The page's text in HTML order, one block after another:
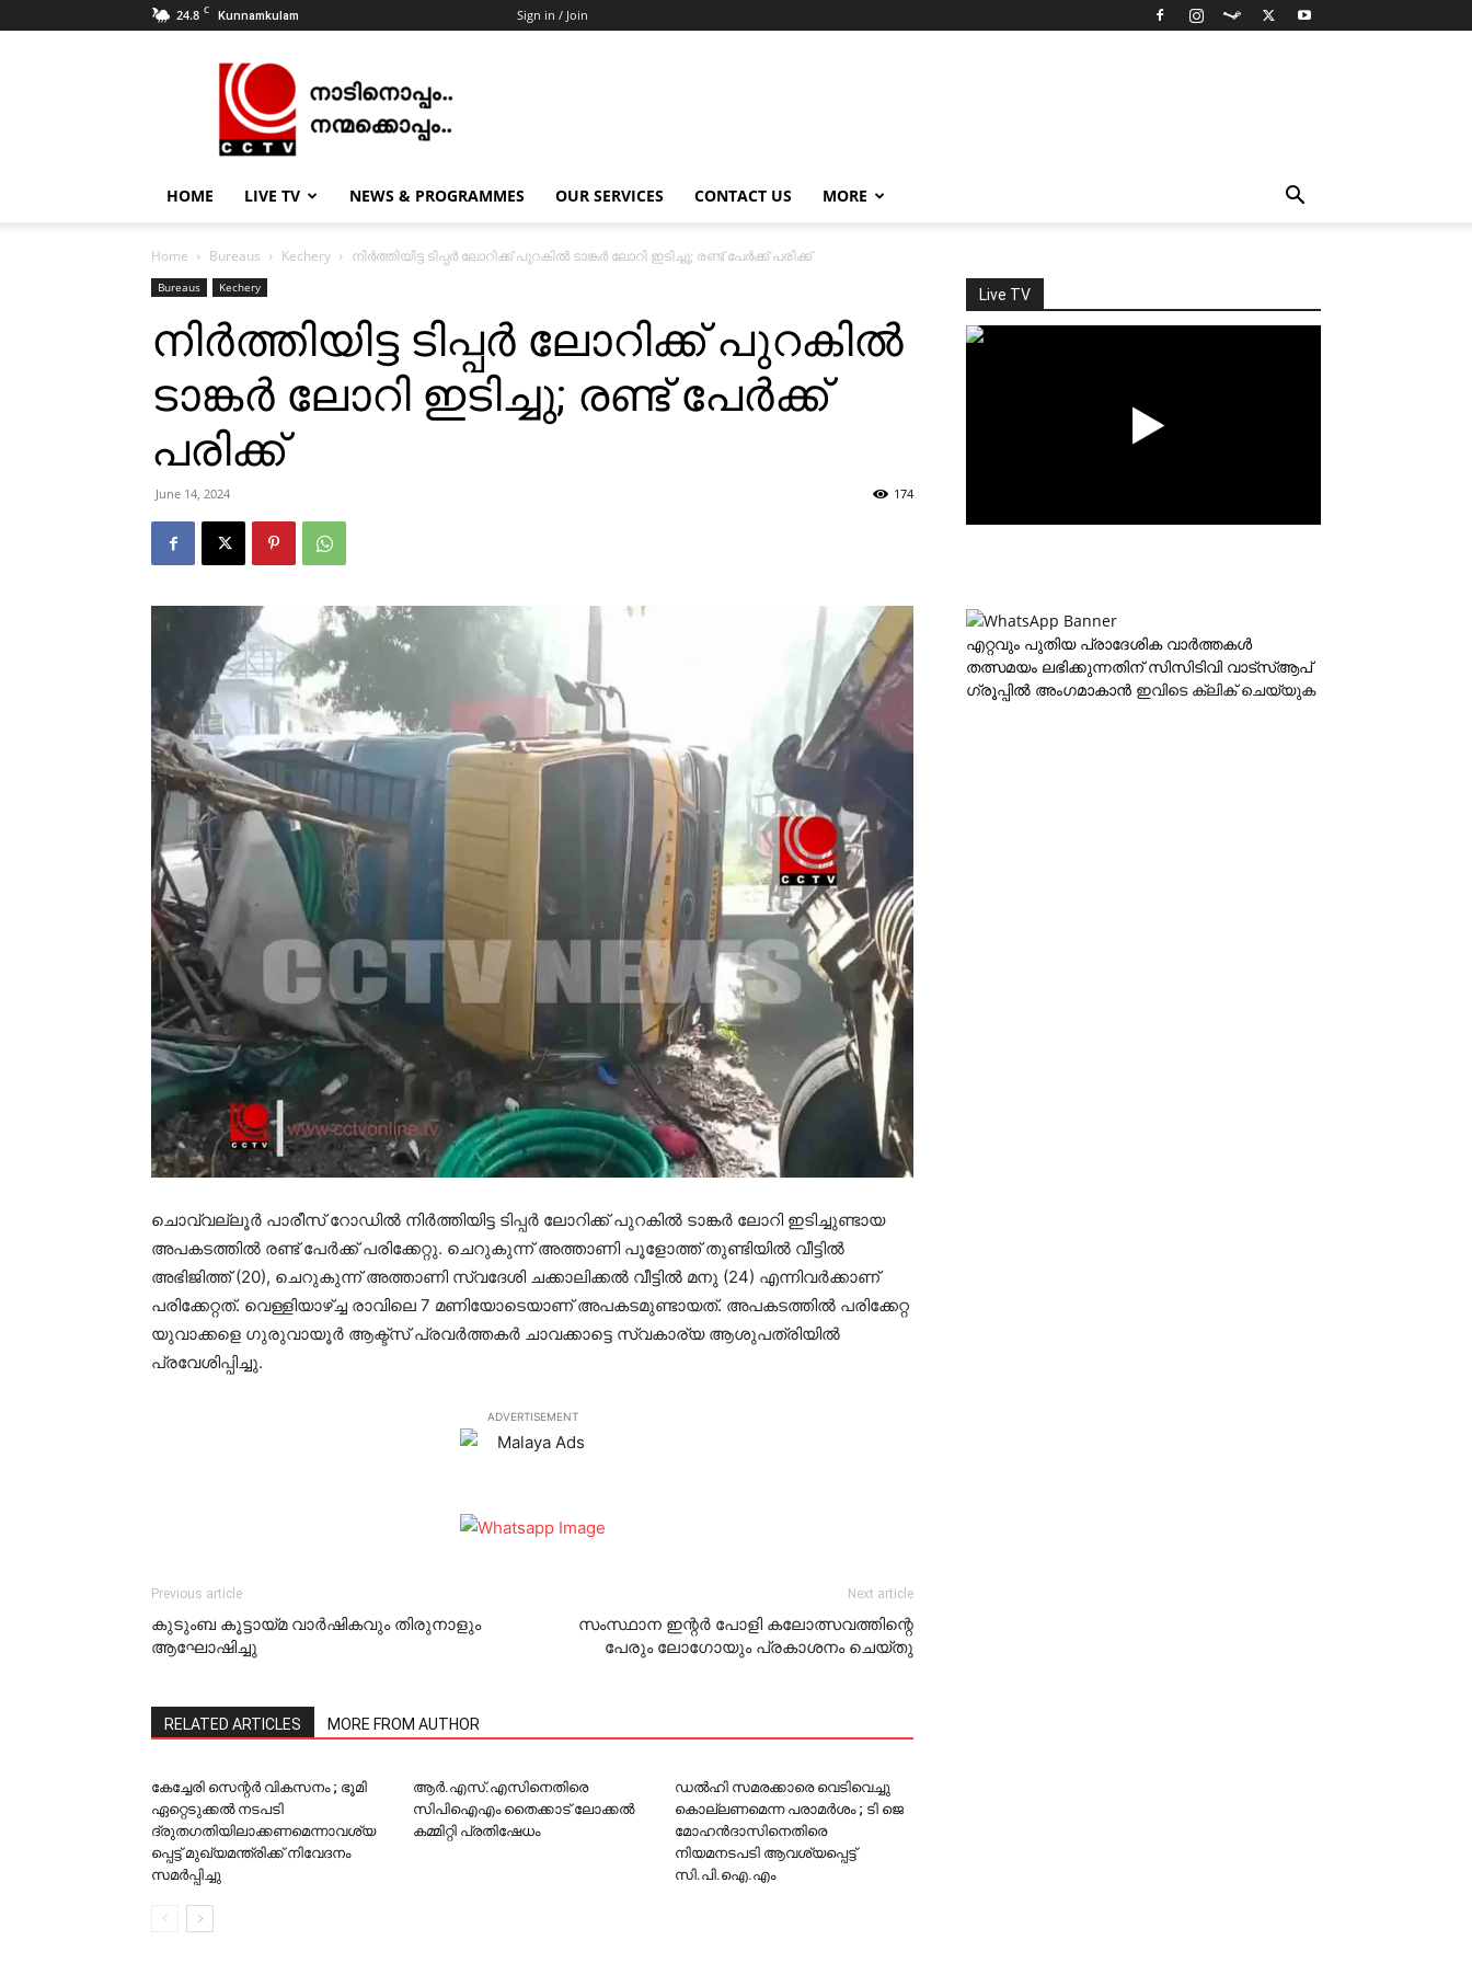
24.8 C Kunnamkulam Sign in / Join
NEWS
|
KUNNAMKULAM
HOME LIVE TV NEWS & PROGRAMMES OUR SERVICES CONTACT US MORE
Home Bureaus Kechery നിര്‍ത്തിയിട്ട ടിപ്പര്‍ ലോറിക്ക് പുറകില്‍ ടാങ്കര്‍ ലോറി ഇടിച്ചു; രണ്ട് പേര്‍ക്ക് പരിക്ക്
Bureaus Kechery
നിര്‍ത്തിയിട്ട ടിപ്പര്‍ ലോറിക്ക് പുറകില്‍
ടാങ്കര്‍ ലോറി ഇടിച്ചു; രണ്ട് പേര്‍ക്ക്
പരിക്ക്
June 14, 2024 174
ചൊവ്വല്ലൂര്‍ പാരീസ് റോഡില്‍ നിര്‍ത്തിയിട്ട ടിപ്പര്‍ ലോറിക്ക് പുറകില്‍ ടാങ്കര്‍ ലോറി ഇടിച്ചുണ്ടായ
അപകടത്തില്‍ രണ്ട് പേര്‍ക്ക് പരിക്കേറ്റു. ചെറുകുന്ന് അത്താണി പൂളോത്ത് തുണ്ടിയില്‍ വീട്ടില്‍
അഭിജിത്ത് (20), ചെറുകുന്ന് അത്താണി സ്വദേശി ചക്കാലിക്കല്‍ വീട്ടില്‍ മനു (24) എന്നിവര്‍ക്കാണ്
പരിക്കേറ്റത്. വെള്ളിയാഴ്ച്ച രാവിലെ 7 മണിയോടെയാണ് അപകടമുണ്ടായത്. അപകടത്തില്‍ പരിക്കേറ്റ
യുവാക്കളെ ഗുരുവായൂര്‍ ആക്ട്‌സ് പ്രവര്‍ത്തകര്‍ ചാവക്കാട്ടെ സ്വകാര്യ ആശുപത്രിയില്‍
പ്രവേശിപ്പിച്ചു.
ADVERTISEMENT
Previous article
കുടുംബ കൂട്ടായ്മ വാര്‍ഷികവും തിരുനാളും
ആഘോഷിച്ചു
Next article
സംസ്ഥാന ഇന്റര്‍ പോളി കലോത്സവത്തിന്റെ
പേരും ലോഗോയും പ്രകാശനം ചെയ്തു
RELATED ARTICLES MORE FROM AUTHOR
കേച്ചേരി സെന്റര്‍ വികസനം ; ഭൂമി
ഏറ്റെടുക്കല്‍ നടപടി
ദ്രുതഗതിയിലാക്കണമെന്നാവശ്യ
പ്പെട്ട് മുഖ്യമന്ത്രിക്ക് നിവേദനം
സമര്‍പ്പിച്ചു
ആര്‍.എസ്.എസിനെതിരെ
സിപിഐഎം തൈക്കാട് ലോക്കല്‍
കമ്മിറ്റി പ്രതിഷേധം
ഡല്‍ഹി സമരക്കാരെ വെടിവെച്ചു
കൊല്ലണമെന്ന പരാമര്‍ശം ; ടി ജെ
മോഹന്‍ദാസിനെതിരെ
നിയമനടപടി ആവശ്യപ്പെട്ട്
സി.പി.ഐ.എം
Live TV
എറ്റവും പുതിയ പ്രാദേശിക വാര്‍ത്തകള്‍
തത്സമയം ലഭിക്കുന്നതിന് സിസിടിവി വാട്‌സ്ആപ്
ഗ്രൂപ്പില്‍ അംഗമാകാന്‍ ഇവിടെ ക്ലിക് ചെയ്യുക